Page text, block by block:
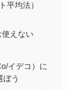
平均法）
えない
イデコ）に
ぼう